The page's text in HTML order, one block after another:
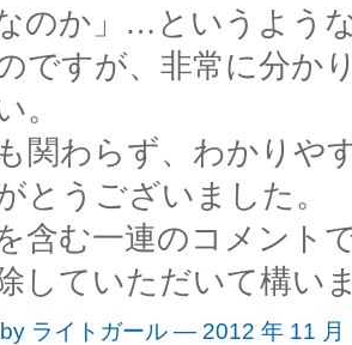
のか」…というよう
ですが、非常に分か
。
関わらず、わかりや
とうございました。
を含む一連のコメント
していただいて構い
ライトガール — 2012 年 11